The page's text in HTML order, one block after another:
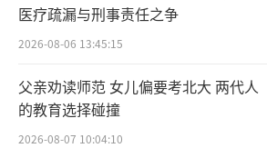
医疗疏漏与刑事责任之争
2026-08-06 13:45:15
父亲劝读师范 女儿偏要考北大 两代人
的教育选择碰撞
2026-08-07 10:04:10